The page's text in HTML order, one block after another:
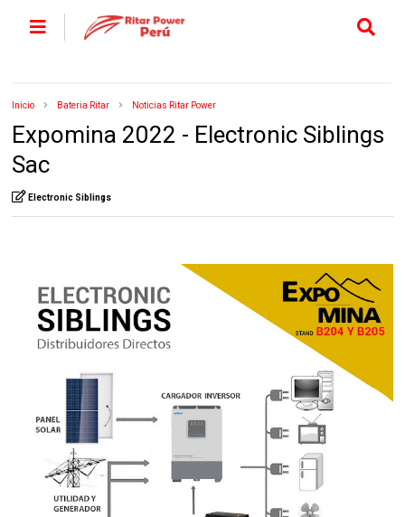
Inicio Bateria Ritar Noticias Ritar Power
Expomina 2022 - Electronic Siblings
Sac
Electronic Siblings